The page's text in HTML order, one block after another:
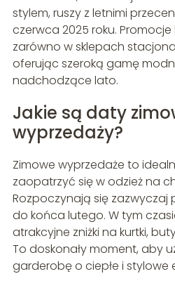
stylem, ruszy z letnimi
czerwca 2025 roku.
zarówno w sklepach
oferując szeroką gamę
nadchodzące lato.
Jakie są daty
wyprzedaży?
Zimowe wyprzedaże to
zaopatrzyć się w odzież na
Rozpoczynają się zazwyczaj
do końca lutego. W tym
atrakcyjne zniżki na kurtki,
To doskonały moment, aby
garderobę o ciepłe i stylowe